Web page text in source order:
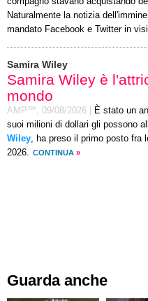
Naturalmente la notizia
mandato Facebook e Twitter in
Samira Wiley
Samira Wiley è
mondo
AMP™, 09/08/2026
È stato un
suoi milioni di dollari gli possono
Wiley, ha preso il primo posto fra
2026. CONTINUA »
Guarda anche